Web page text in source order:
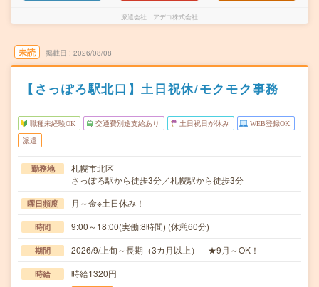
派遣会社 アデコ株式会社
未読 掲載日 2026/08/08
【さっぽろ駅北口】土日祝休/モクモク事務
職種未経験OK 交通費別途支給あり 土日祝日が休み WEB登録OK
派遣
勤務地
札幌市北区
さっぽろ駅から徒歩3分／札幌駅から徒歩3分
曜日頻度 月～金※土日休み！
時間 9:00～18:00(実働:8時間) (休憩60分)
期間 2026/9/上旬～長期（3カ月以上） ★9月～OK！
時給 時給1320円